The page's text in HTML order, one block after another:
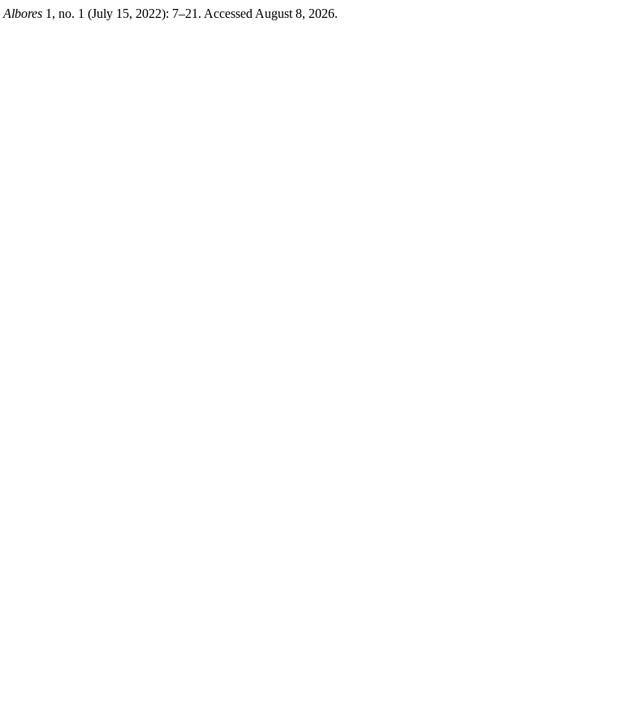
Albores 1, no. 1 (July 15, 2022): 7–21. Accessed August 8, 2026.